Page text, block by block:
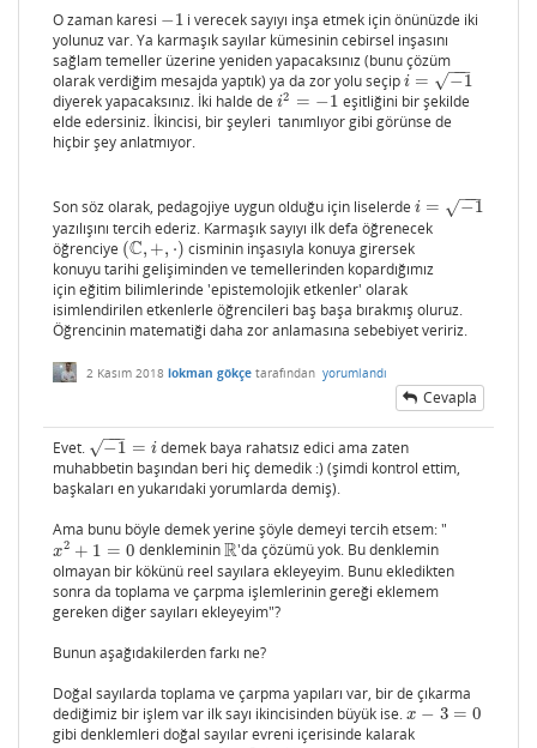
O zaman karesi −1
−1 i verecek sayıyı inşa etmek için önünüzde iki
yolunuz var. Ya karmaşık sayılar kümesinin cebirsel inşasını
sağlam temeller üzerine yeniden yapacaksınız (bunu çözüm
olarak verdiğim mesajda yaptık) ya da zor yolu seçip i = −1
−−
−
√
i= −1
diyerek yapacaksınız. İki halde de i2 = −1
i2 −1
eşitliğini bir şekilde
elde edersiniz. İkincisi, bir şeyleri tanımlıyor gibi görünse de
hiçbir şey anlatmıyor.
Son söz olarak, pedagojiye uygun olduğu için liselerde i = −1
−−
−
√
i= −1
yazılışını tercih ederiz. Karmaşık sayıyı ilk defa öğrenecek
öğrenciye (C, +, ⋅)
(C,+ ,⋅)
cisminin inşasıyla konuya girersek
konuyu tarihi gelişiminden ve temellerinden kopardığımız
için eğitim bilimlerinde 'epistemolojik etkenler' olarak
isimlendirilen etkenlerle öğrencileri baş başa bırakmış oluruz.
Öğrencinin matematiği daha zor anlamasına sebebiyet veririz.
2 Kasım 2018 lokman gökçe tarafından yorumlandı
Cevapla
Evet. −1
−−
−
√ = i
−1=i
demek baya rahatsız edici ama zaten
muhabbetin başından beri hiç demedik :) (şimdi kontrol ettim,
başkaları en yukarıdaki yorumlarda demiş).
Ama bunu böyle demek yerine şöyle demeyi tercih etsem: "
x2 + 1 = 0
x2+1= 0 denklemininR
R 'da çözümü yok. Bu denklemin
olmayan bir kökünü reel sayılara ekleyeyim. Bunu ekledikten
sonra da toplama ve çarpma işlemlerinin gereği eklemem
gereken diğer sayıları ekleyeyim"?
Bunun aşağıdakilerden farkı ne?
Doğal sayılarda toplama ve çarpma yapıları var, bir de çıkarma
dediğimiz bir işlem var ilk sayı ikincisinden büyük ise. x − 3 = 0
x− 3= 0
gibi denklemleri doğal sayılar evreni içerisinde kalarak